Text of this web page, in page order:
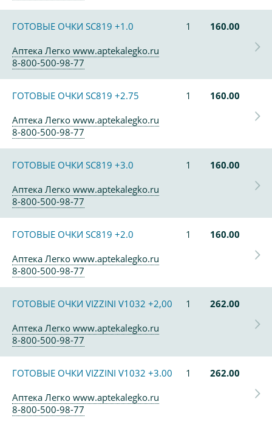
ГОТОВЫЕ ОЧКИ SC819 +1.0 1
160.00
Аптека Легко www.aptekalegko.ru
8-800-500-98-77
ГОТОВЫЕ ОЧКИ SC819 +2.75 1
160.00
Аптека Легко www.aptekalegko.ru
8-800-500-98-77
ГОТОВЫЕ ОЧКИ SC819 +3.0 1
160.00
Аптека Легко www.aptekalegko.ru
8-800-500-98-77
ГОТОВЫЕ ОЧКИ SC819 +2.0 1
160.00
Аптека Легко www.aptekalegko.ru
8-800-500-98-77
ГОТОВЫЕ ОЧКИ VIZZINI V1032 +2,00 1
262.00
Аптека Легко www.aptekalegko.ru
8-800-500-98-77
ГОТОВЫЕ ОЧКИ VIZZINI V1032 +3.00 1
262.00
Аптека Легко www.aptekalegko.ru
8-800-500-98-77